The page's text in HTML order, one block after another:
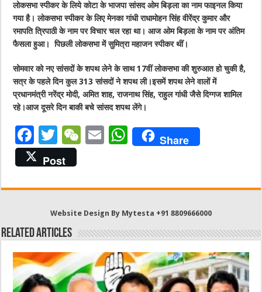
लोकसभा स्पीकर के लिये कोटा के भाजपा सांसद ओम बिड़ला का नाम फाइनल किया
गया है। लोकसभा स्पीकर के लिए मेनका गांधी राधामोहन सिंह वीरेंद्र कुमार और
रमापति त्रिपाठी के नाम पर विचार चल रहा था। आज ओम बिड़ला के नाम पर अंतिम
फैसला हुआ। पिछली लोकसभा में सुमित्रा महाजन स्पीकर थीं।
सोमवार को नए सांसदों के शपथ लेने के साथ 17वीं लोकसभा की शुरुआत हो चुकी है,
सत्र के पहले दिन कुल 313 सांसदों ने शपथ ली।इसमें शपथ लेने वालों में
प्रधानमंत्री नरेंद्र मोदी, अमित शाह, राजनाथ सिंह, राहुल गांधी जैसे दिग्गज शामिल
रहे।आज दूसरे दिन बाकी बचेसांसद शपथ लेंगे।
F
a
c
e
o
o
k
T
w
it
te
r
W
h
at
E
l
W
h
s
A
p
p
Share
Post
Website Design By Mytesta +91 8809666000
Related Articles